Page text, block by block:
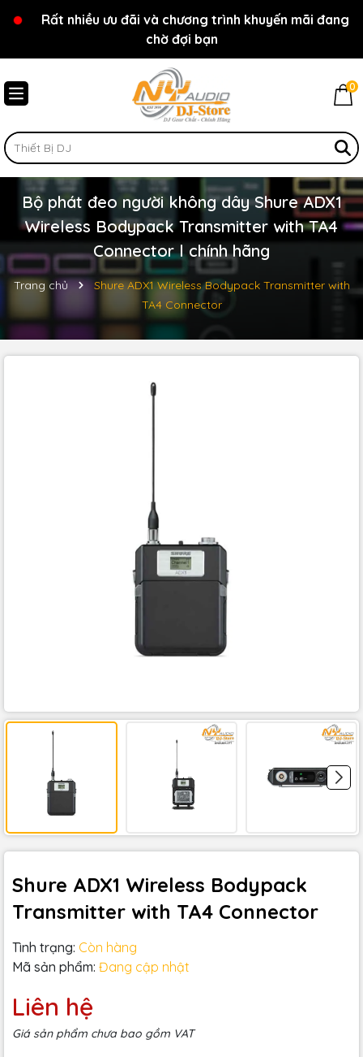
Chào mừng bạn đến với cửa hàng NY Audio - DJ
Store
Rất nhiều ưu đãi và chương trình khuyến mãi đang
chờ đợi bạn
0
Bộ phát đeo người không dây Shure ADX1
Wireless Bodypack Transmitter with TA4
Connector l chính hãng
Trang chủ
Shure ADX1 Wireless Bodypack Transmitter with
TA4 Connector
Shure ADX1 Wireless Bodypack
Transmitter with TA4 Connector
Tình trạng: Còn hàng
Mã sản phẩm: Đang cập nhật
Liên hệ
Giá sản phẩm chưa bao gồm VAT